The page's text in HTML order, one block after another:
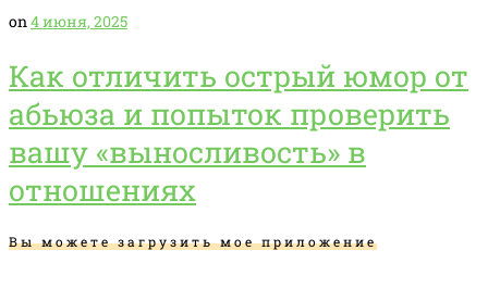
on4 июня, 2025
Как отличить острый юмор от
абьюза и попыток проверить
вашу «выносливость» в
отношениях
Вы можете загрузить мое приложение